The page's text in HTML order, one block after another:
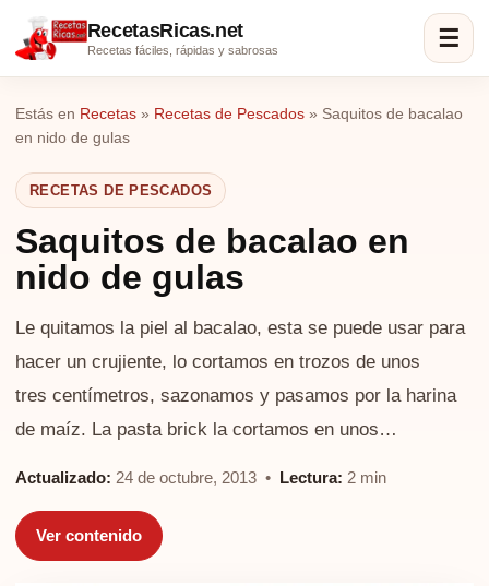
RecetasRicas.net
Recetas fáciles, rápidas y sabrosas ☰
Estás en Recetas » Recetas de Pescados » Saquitos de bacalao
en nido de gulas
RECETAS DE PESCADOS
Saquitos de bacalao en
nido de gulas
Le quitamos la piel al bacalao, esta se puede usar para
hacer un crujiente, lo cortamos en trozos de unos
tres centímetros, sazonamos y pasamos por la harina
de maíz. La pasta brick la cortamos en unos…
Actualizado: 24 de octubre, 2013 • Lectura: 2 min
Ver contenido